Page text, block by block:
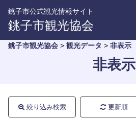
銚子市公式観光情報サイト
銚子市観光協会
銚子市観光協会 > 観光データ > 非表示
非表示
絞り込み検索 更新順